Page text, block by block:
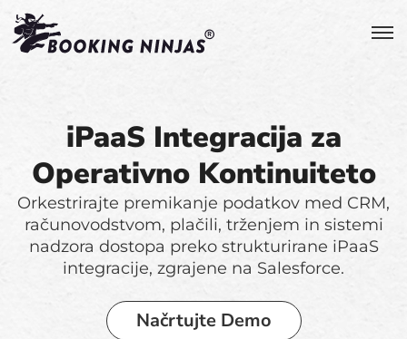
iPaaS Integracija za
Operativno Kontinuiteto
Orkestrirajte premikanje podatkov med CRM,
računovodstvom, plačili, trženjem in sistemi
nadzora dostopa preko strukturirane iPaaS
integracije, zgrajene na Salesforce.
Načrtujte Demo